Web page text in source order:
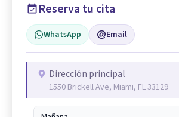
Reserva tu cita
WhatsApp Email
Dirección principal
1550 Brickell Ave, Miami, FL 33129